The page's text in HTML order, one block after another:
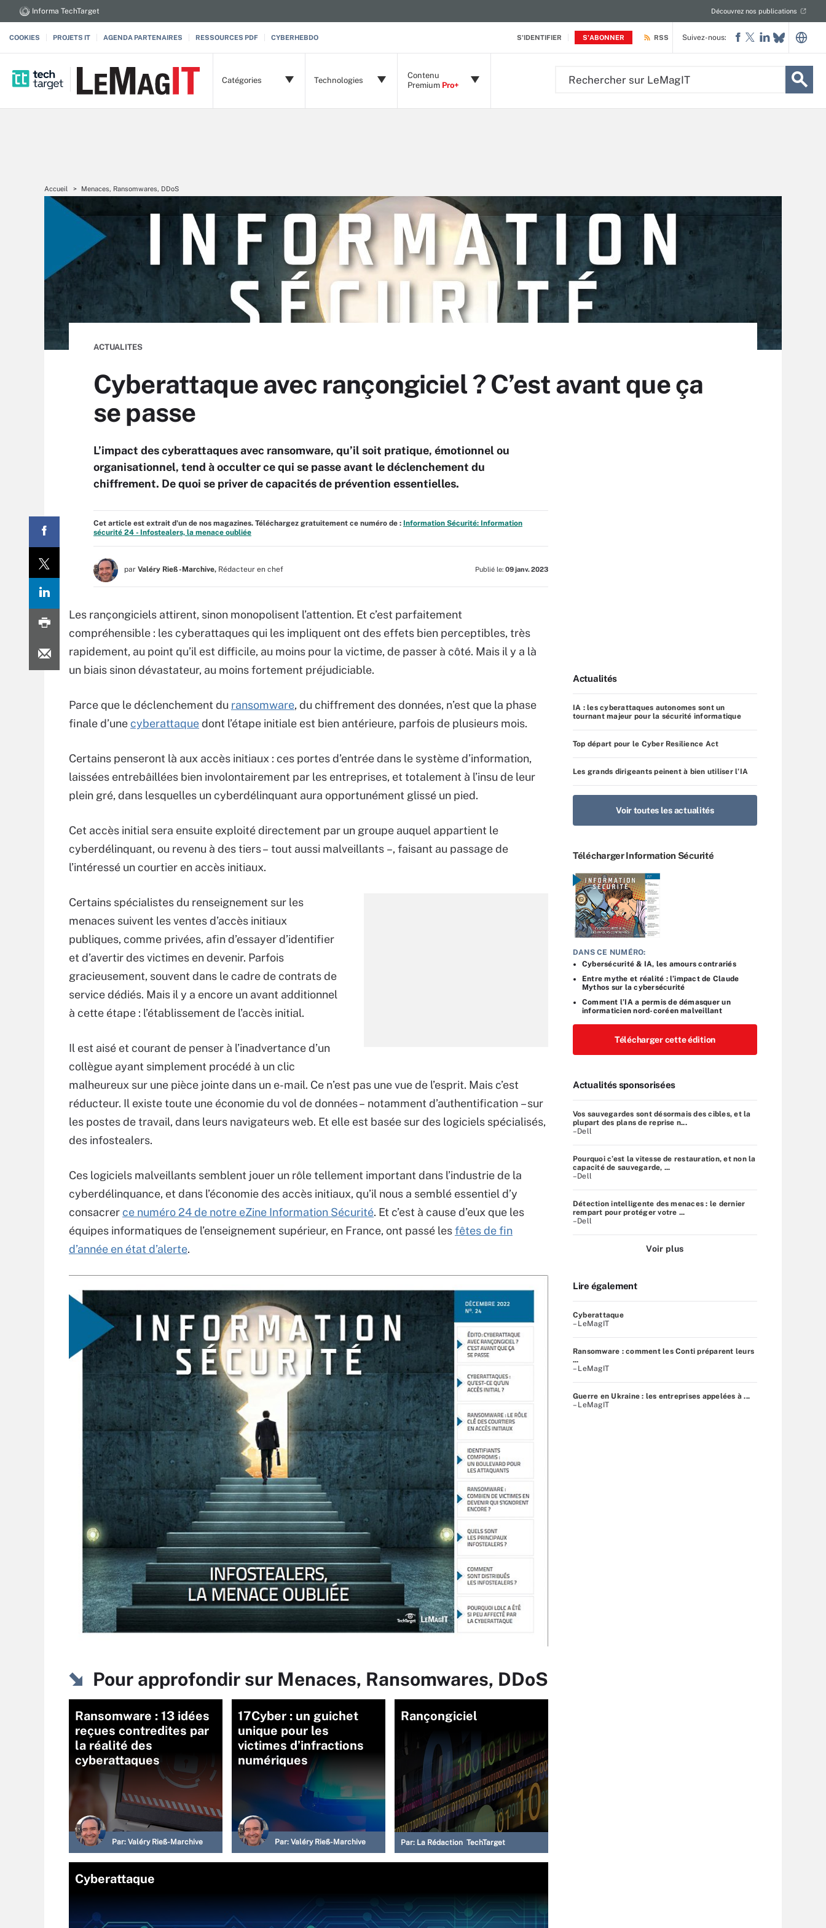
S'IDENTIFIER S'ABONNER
Informa TechTarget Découvrez nos publications
COOKIES PROJETS IT AGENDA PARTENAIRES RESSOURCES PDF CYBERHEBDO RSS
Catégories Technologies
Contenu
Premium Pro+
Suivez-nous:
Accueil Menaces, Ransomwares, DDoS
ACTUALITES
Cyberattaque avec rançongiciel ? C’est avant que ça
se passe
L’impact des cyberattaques avec ransomware, qu’il soit pratique, émotionnel ou
organisationnel, tend à occulter ce qui se passe avant le déclenchement du
chiffrement. De quoi se priver de capacités de prévention essentielles.
Cet article est extrait d'un de nos magazines. Téléchargez gratuitement ce numéro de : Information Sécurité: Information
sécurité 24 - Infostealers, la menace oubliée
par Valéry Rieß-Marchive, Rédacteur en chef Publié le: 09 janv. 2023
Les rançongiciels attirent, sinon monopolisent l’attention. Et c’est parfaitement
compréhensible : les cyberattaques qui les impliquent ont des effets bien perceptibles, très
rapidement, au point qu’il est difficile, au moins pour la victime, de passer à côté. Mais il y a là
un biais sinon dévastateur, au moins fortement préjudiciable.
Parce que le déclenchement du ransomware, du chiffrement des données, n’est que la phase
finale d’unecyberattaquedont l’étape initiale est bien antérieure, parfois de plusieurs mois.
Certains penseront là aux accès initiaux : ces portes d’entrée dans le système d’information,
laissées entrebâillées bien involontairement par les entreprises, et totalement à l’insu de leur
plein gré, dans lesquelles un cyberdélinquant aura opportunément glissé un pied.
Cet accès initial sera ensuite exploité directement par un groupe auquel appartient le
cyberdélinquant, ou revenu à des tiers – tout aussi malveillants –, faisant au passage de
l’intéressé un courtier en accès initiaux.
Certains spécialistes du renseignement sur les
menaces suivent les ventes d’accès initiaux
publiques, comme privées, afin d’essayer d’identifier
et d’avertir des victimes en devenir. Parfois
gracieusement, souvent dans le cadre de contrats de
service dédiés. Mais il y a encore un avant additionnel
à cette étape : l’établissement de l’accès initial.
Il est aisé et courant de penser à l’inadvertance d’un
collègue ayant simplement procédé à un clic
malheureux sur une pièce jointe dans un e-mail. Ce n’est pas une vue de l’esprit. Mais c’est
réducteur. Il existe toute une économie du vol de données – notamment d’authentification – sur
les postes de travail, dans leurs navigateurs web. Et elle est basée sur des logiciels spécialisés,
des infostealers.
Ces logiciels malveillants semblent jouer un rôle tellement important dans l’industrie de la
cyberdélinquance, et dans l’économie des accès initiaux, qu’il nous a semblé essentiel d’y
consacrerce numéro 24 de notre eZine Information Sécurité. Et c’est à cause d’eux que les
équipes informatiques de l’enseignement supérieur, en France, ont passé lesfêtes de fin
d’année en état d’alerte.
Pour approfondir sur Menaces, Ransomwares, DDoS
Ransomware : 13 idées
reçues contredites par
la réalité des
cyberattaques
Par: Valéry Rieß-Marchive
17Cyber : un guichet
unique pour les
victimes d’infractions
numériques
Par: Valéry Rieß-Marchive
Rançongiciel
Par: La Rédaction TechTarget
Cyberattaque
Actualités
IA : les cyberattaques autonomes sont un
tournant majeur pour la sécurité informatique
Top départ pour le Cyber Resilience Act
Les grands dirigeants peinent à bien utiliser l’IA
Voir toutes les actualités
Télécharger Information Sécurité
DANS CE NUMÉRO:
Cybersécurité & IA, les amours contrariés
Entre mythe et réalité : l’impact de Claude
Mythos sur la cybersécurité
Comment l’IA a permis de démasquer un
informaticien nord-coréen malveillant
Télécharger cette édition
Actualités sponsorisées
Vos sauvegardes sont désormais des cibles, et la
plupart des plans de reprise n...
–Dell
Pourquoi c’est la vitesse de restauration, et non la
capacité de sauvegarde, ...
–Dell
Détection intelligente des menaces : le dernier
rempart pour protéger votre ...
–Dell
Voir plus
Lire également
Cyberattaque
– LeMagIT
Ransomware : comment les Conti préparent leurs
...
– LeMagIT
Guerre en Ukraine : les entreprises appelées à ...
– LeMagIT